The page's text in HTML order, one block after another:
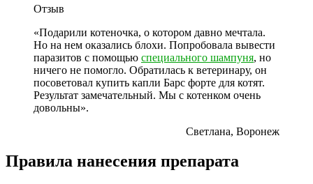
Отзыв
«Подарили котеночка, о котором давно мечтала.
Но на нем оказались блохи. Попробовала вывести
паразитов с помощью специального шампуня, но
ничего не помогло. Обратилась к ветеринару, он
посоветовал купить капли Барс форте для котят.
Результат замечательный. Мы с котенком очень
довольны».
Светлана, Воронеж
Правила нанесения препарата